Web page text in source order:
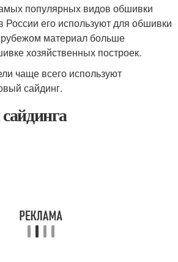
популярных видов обшивки
его используют для обшивки
материал больше
хозяйственных построек.
чаще всего используют
сайдинг.